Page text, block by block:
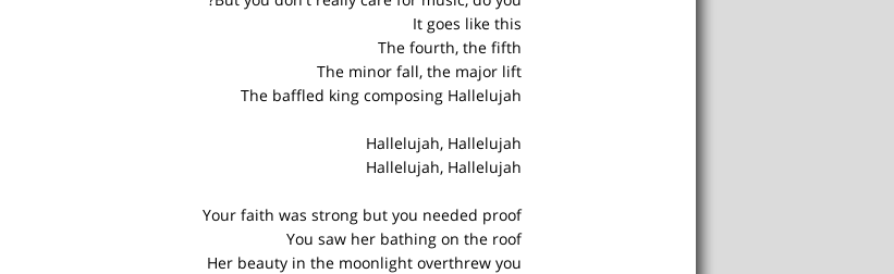
It goes like this
The fourth, the fifth
The minor fall, the major lift
The baffled king composing Hallelujah
Hallelujah, Hallelujah
Hallelujah, Hallelujah
Your faith was strong but you needed proof
You saw her bathing on the roof
Her beauty in the moonlight overthrew you